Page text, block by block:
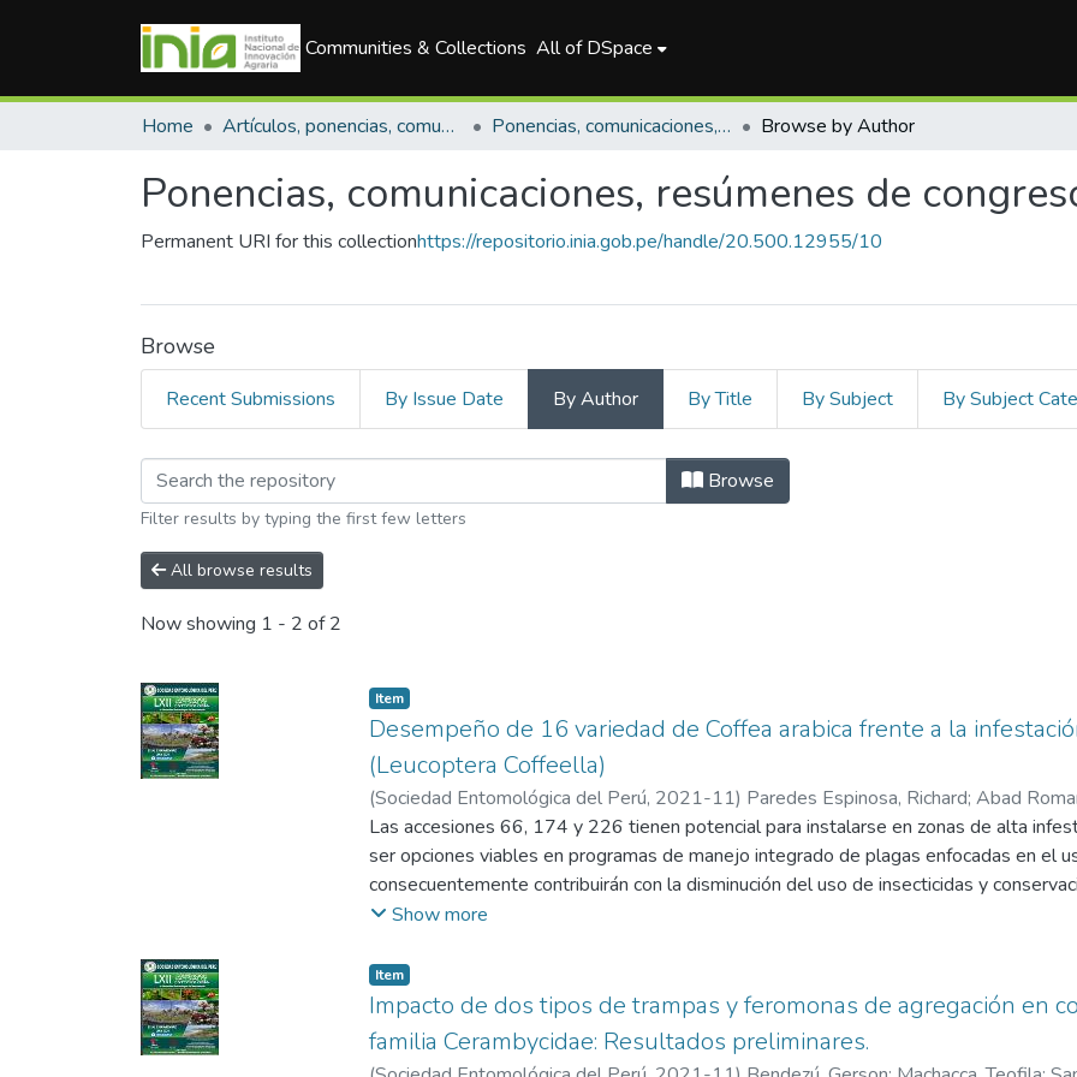
Communities & Collections All of DSpace
Home Artículos, ponencias, comunicaciones en congresos Ponencias, comunicaciones, resúmenes de congresos Browse by Author
Ponencias, comunicaciones, resúmenes de
Permanent URI for this collectionhttps://repositorio.inia.gob.pe/handle/20.500.12955/10
Browse
Recent Submissions By Issue Date By Author By Title By Subject By Subject
Browsing Ponencias, comunicaciones,
Browse
Filter results by typing the first few letters
All browse results
Now showing 1 - 2 of 2
Item
Desempeño de 16 variedad de Coffea arabica frente a la
(Leucoptera Coffeella)
(Sociedad Entomológica del Perú, 2021-11) Paredes Espinosa, Richard; Abad
Giannfranco;Aguirre Gil, Oniel Jeremías
Las accesiones 66, 174 y 226 tienen potencial para instalarse en zonas de alta
ser opciones viables en programas de manejo integrado de plagas enfocadas en el
consecuentemente contribuirán con la disminución del uso de insecticidas y
Show more
Item
Impacto de dos tipos de trampas y feromonas de agregación en
familia Cerambycidae: Resultados preliminares.